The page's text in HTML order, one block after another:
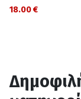
18.00 €